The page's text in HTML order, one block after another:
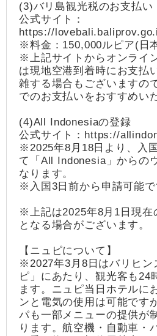
(3)バリ島観光税のお支払い
公式サイト：
https://
※料金：150,000ルピア(日
※上記サイトからオンライ
は現地空港到着時にお支払
雑する場合もございますの
でのお支払いをおすすめい
(4)All Indonesiaの登録
公式サイト：https://
※2025年8月18日より、入
て「All Indonesia」からの
なります。
※入国3日前から申請可能で
※上記は2025年8月1日現在
となる場合がございます。
【ニュピについて】
※2027年3月8日はバリヒン
ピ」にあたり、観光客も24
ます。ニュピ当日ホテルに
ンと電気の使用は可能です
パも一部メニューの提供が
ります。航空機・自動車・